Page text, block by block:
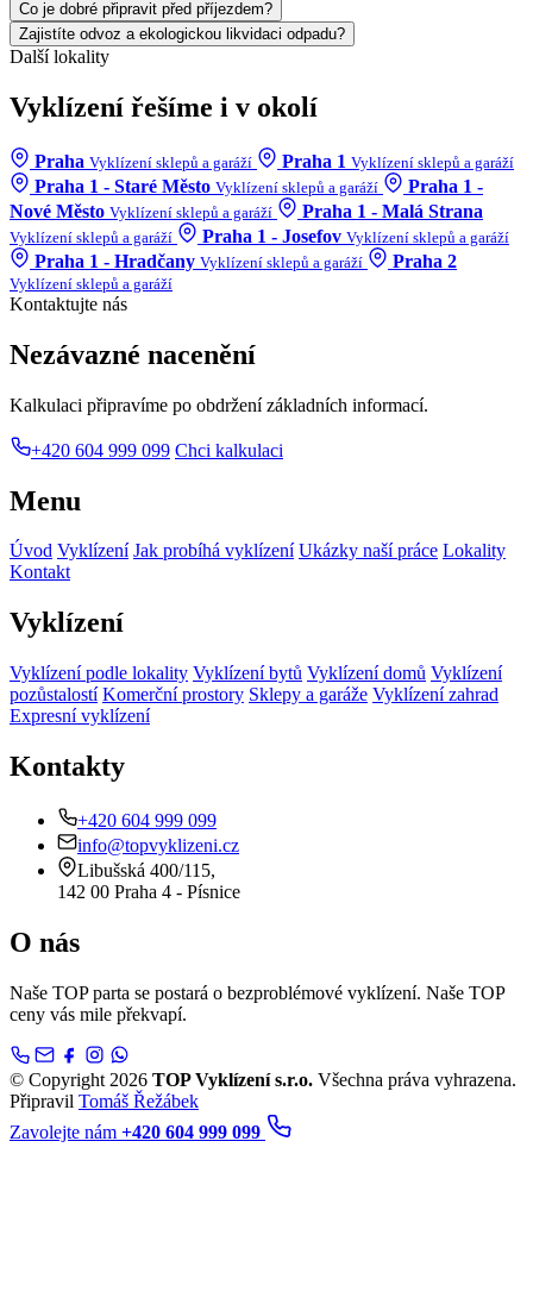
Co je dobré připravit před příjezdem?
Zajistíte odvoz a ekologickou likvidaci odpadu?
Další lokality
Vyklízení řešíme i v okolí
Praha Vyklízení sklepů a garáží Praha 1 Vyklízení sklepů a garáží
Praha 1 - Staré Město Vyklízení sklepů a garáží
Praha 1 -
Nové Město Vyklízení sklepů a garáží Praha 1 - Malá Strana
Vyklízení sklepů a garáží Praha 1 - Josefov Vyklízení sklepů a garáží
Praha 1 - Hradčany Vyklízení sklepů a garáží Praha 2
Vyklízení sklepů a garáží
Kontaktujte nás
Nezávazné nacenění
Kalkulaci připravíme po obdržení základních informací.
+420 604 999 099 Chci kalkulaci
Menu
Úvod Vyklízení Jak probíhá vyklízení Ukázky naší práce Lokality
Kontakt
Vyklízení
Vyklízení podle lokality Vyklízení bytů Vyklízení domů Vyklízení
pozůstalostí Komerční prostory Sklepy a garáže Vyklízení zahrad
Expresní vyklízení
Kontakty
+420 604 999 099
info@topvyklizeni.cz
Libušská 400/115,
142 00 Praha 4 - Písnice
O nás
Naše TOP parta se postará o bezproblémové vyklízení. Naše TOP
ceny vás mile překvapí.
© Copyright 2026 TOP Vyklízení s.r.o. Všechna práva vyhrazena.
Připravil Tomáš Řežábek
Zavolejte nám +420 604 999 099